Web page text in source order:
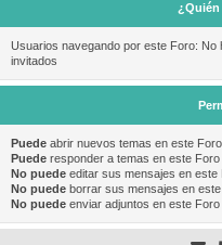
Usuarios navegando por este Foro: No
invitados
Puede abrir nuevos temas en este Foro
Puede responder a temas en este Foro
No puede editar sus mensajes en este
No puede borrar sus mensajes en
No puede enviar adjuntos en este Foro